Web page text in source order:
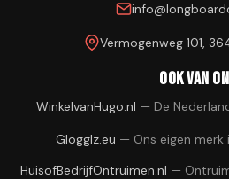
Vermogenweg 101,
Ook van
WinkelvanHugo.nl — De
Glogglz.eu — Ons eigen
HuisofBedrijfOntruimen.nl —